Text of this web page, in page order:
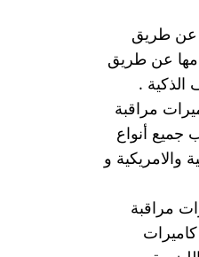
عن طريق
عن طريق
الذكية .
مراقبة
جميع أنواع
والامريكية و
مراقبة